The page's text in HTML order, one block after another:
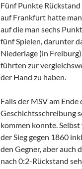
Fünf Punkte
auf Frankfurt hatte
auf die man sechs
fünf Spielen, darunter
Niederlage (in
führten zur
der Hand zu haben.
Falls der MSV am
Geschichtsschreibung
kommen konnte.
der Sieg gegen 1860
den Gegner, aber auch
nach 0:2-Rückstand